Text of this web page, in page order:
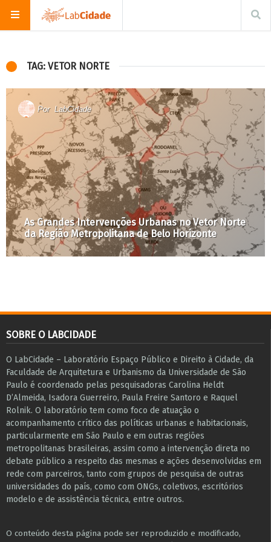
TAG: VETOR NORTE
Por LabCidade
As Grandes Intervenções Urbanas no Vetor Norte
da Região Metropolitana de Belo Horizonte
SOBRE O LABCIDADE
O LabCidade – Laboratório Espaço Público e Direito à Cidade, da
Faculdade de Arquitetura e Urbanismo da Universidade de São
Paulo é coordenado pelas pesquisadoras Carolina Heldt
D’Almeida, Isadora Guerreiro, Paula Freire Santoro e Raquel
Rolnik. O laboratório tem como foco de atuação o
acompanhamento crítico das políticas urbanas e habitacionais,
particularmente em São Paulo e ​em outras regiões
metropolitanas brasileiras, assim como a intervenção direta no
debate público a respeito das mesmas e ações desenvolvidas em
r​e​de com parceiros, tanto com grupos de pesquisa ​de outras
universidades do país, como com ONGs, coletivos, escritórios
modelo e de assistência técnica​, entre outros​.
O conteúdo desta página pode ser reproduzido e modificado,